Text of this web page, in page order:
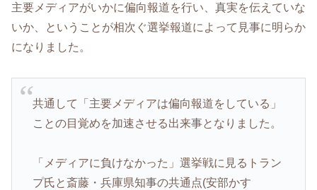
主要メディアがいかに偏向報道を行い、真実を伝えていな
いか、ということが相次ぐ選挙報道によって見事に明らか
になりました。
共通して「主要メディアは偏向報道をしている」
ことの目覚めを加速させる出来事となりました。
「メディアに負けなかった」選挙戦に見るトラン
プ氏と斎藤・兵庫県知事の共通点(安部かす